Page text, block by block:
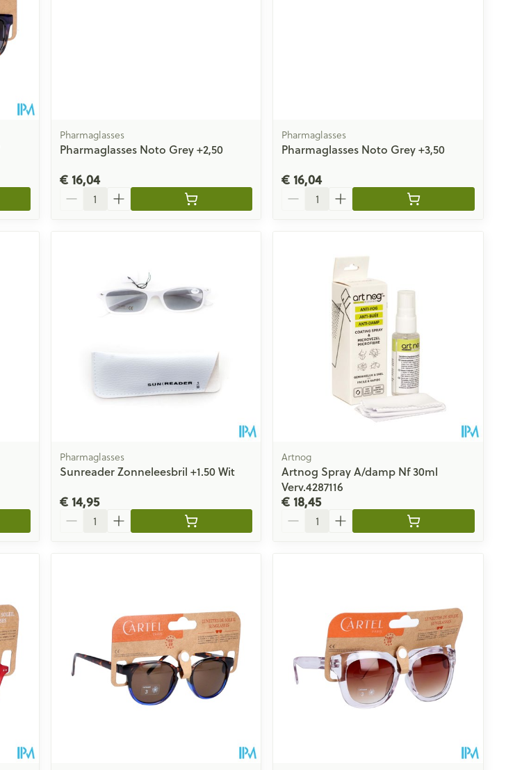
Pharmaglasses
Pharmaglasses Noto Grey +2,50
€ 16,04
Pharmaglasses
Pharmaglasses Noto Grey +3,50
€ 16,04
Pharmaglasses
Sunreader Zonneleesbril +1.50 Wit
€ 14,95
Artnog
Artnog Spray A/damp Nf 30ml
Verv.4287116
€ 18,45